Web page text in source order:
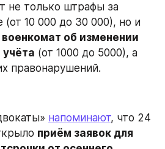
не только штрафы за
об изменении
учёта (от 1000 до 5000), а
правонарушений.
напоминают, что 24
приём заявок для